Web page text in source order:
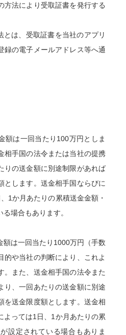
方法により受取証書を発行する
は、受取証書を当社のアプリ
録の電子メールアドレス等へ通
額は一回当たり100万円としま
相手国の法令または当社の提携
りの送金額に別途制限があれば
とします。送金相手国ならびに
1か月あたりの累積送金金額・
場合もあります。
額は一回当たり1000万円（手数
的や当社の判断により、これよ
。また、送金相手国の法令また
り、一回あたりの送金額に別途
を送金限度額とします。送金相
よっては1日、1か月あたりの累
設定されている場合もありま